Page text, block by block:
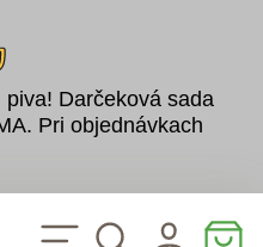
Darčeková sada
Pri objednávkach